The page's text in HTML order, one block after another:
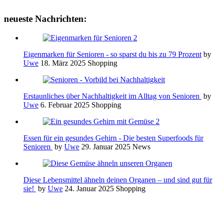
neueste Nachrichten:
Eigenmarken für Senioren - so sparst du bis zu 79 Prozent by
Uwe 18. März 2025 Shopping
Erstaunliches über Nachhaltigkeit im Alltag von Senioren by
Uwe 6. Februar 2025 Shopping
Essen für ein gesundes Gehirn - Die besten Superfoods für
Senioren by Uwe 29. Januar 2025 News
Diese Lebensmittel ähneln deinen Organen – und sind gut für
sie! by Uwe 24. Januar 2025 Shopping